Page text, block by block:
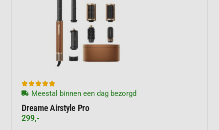

Meestal binnen een dag bezorgd
Dreame Airstyle Pro
299,-